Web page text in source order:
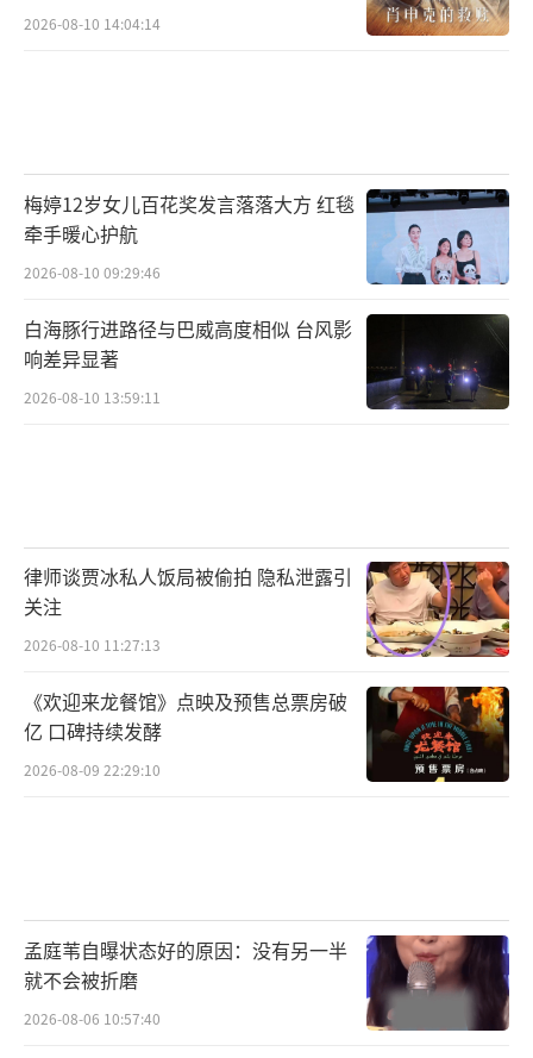
壮游，是中国古代文人创作灵感的重要来
源之一。史学家司马迁、诗仙李白、诗圣杜甫
们彪炳史册的文学创作奠定了深厚坚实的基
础。受此启发，《中华家庭诗词擂台赛》节目
组确定了将节目海选与青少年壮游绑定结合的
沉浸式学习中华优秀传统文化；在学习中游
览，带着知识点、带着问题去游览，在历史遗
存和时代发展中寻找答案；在比赛中巩固交
流，活动以一场地面国学赛事为结束点，青少
年在比赛中再次巩固本次游览行程中的所见所
学，雅集一堂，友好交流，让收获更扎实。
解孩子在活动中的所见所学，能够深刻感受孩
子的成长，从而促进家庭共同成长，推动建设
成长型家庭。
2026-08-10 14:04:14
梅婷12岁女儿百花奖发言落落大方 红毯
牵手暖心护航
2026-08-10 09:29:46
白海豚行进路径与巴威高度相似 台风影
响差异显著
2026-08-10 13:59:11
律师谈贾冰私人饭局被偷拍 隐私泄露引
关注
2026-08-10 11:27:13
《欢迎来龙餐馆》点映及预售总票房破
亿 口碑持续发酵
2026-08-09 22:29:10
孟庭苇自曝状态好的原因：没有另一半
就不会被折磨
2026-08-06 10:57:40